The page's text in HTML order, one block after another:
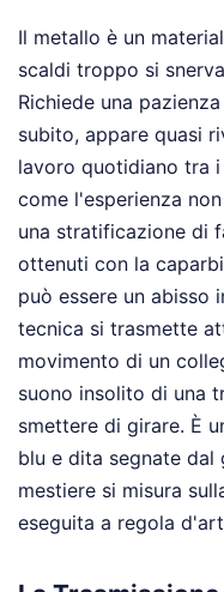
Il metallo è un
scaldi troppo si
Richiede una
subito, appare quasi
lavoro quotidiano tra
come l'esperienza
una stratificazione di
ottenuti con la
può essere un abisso
tecnica si trasmette
movimento di un
suono insolito di una
smettere di girare. È
blu e dita segnate dal
mestiere si misura
eseguita a regola